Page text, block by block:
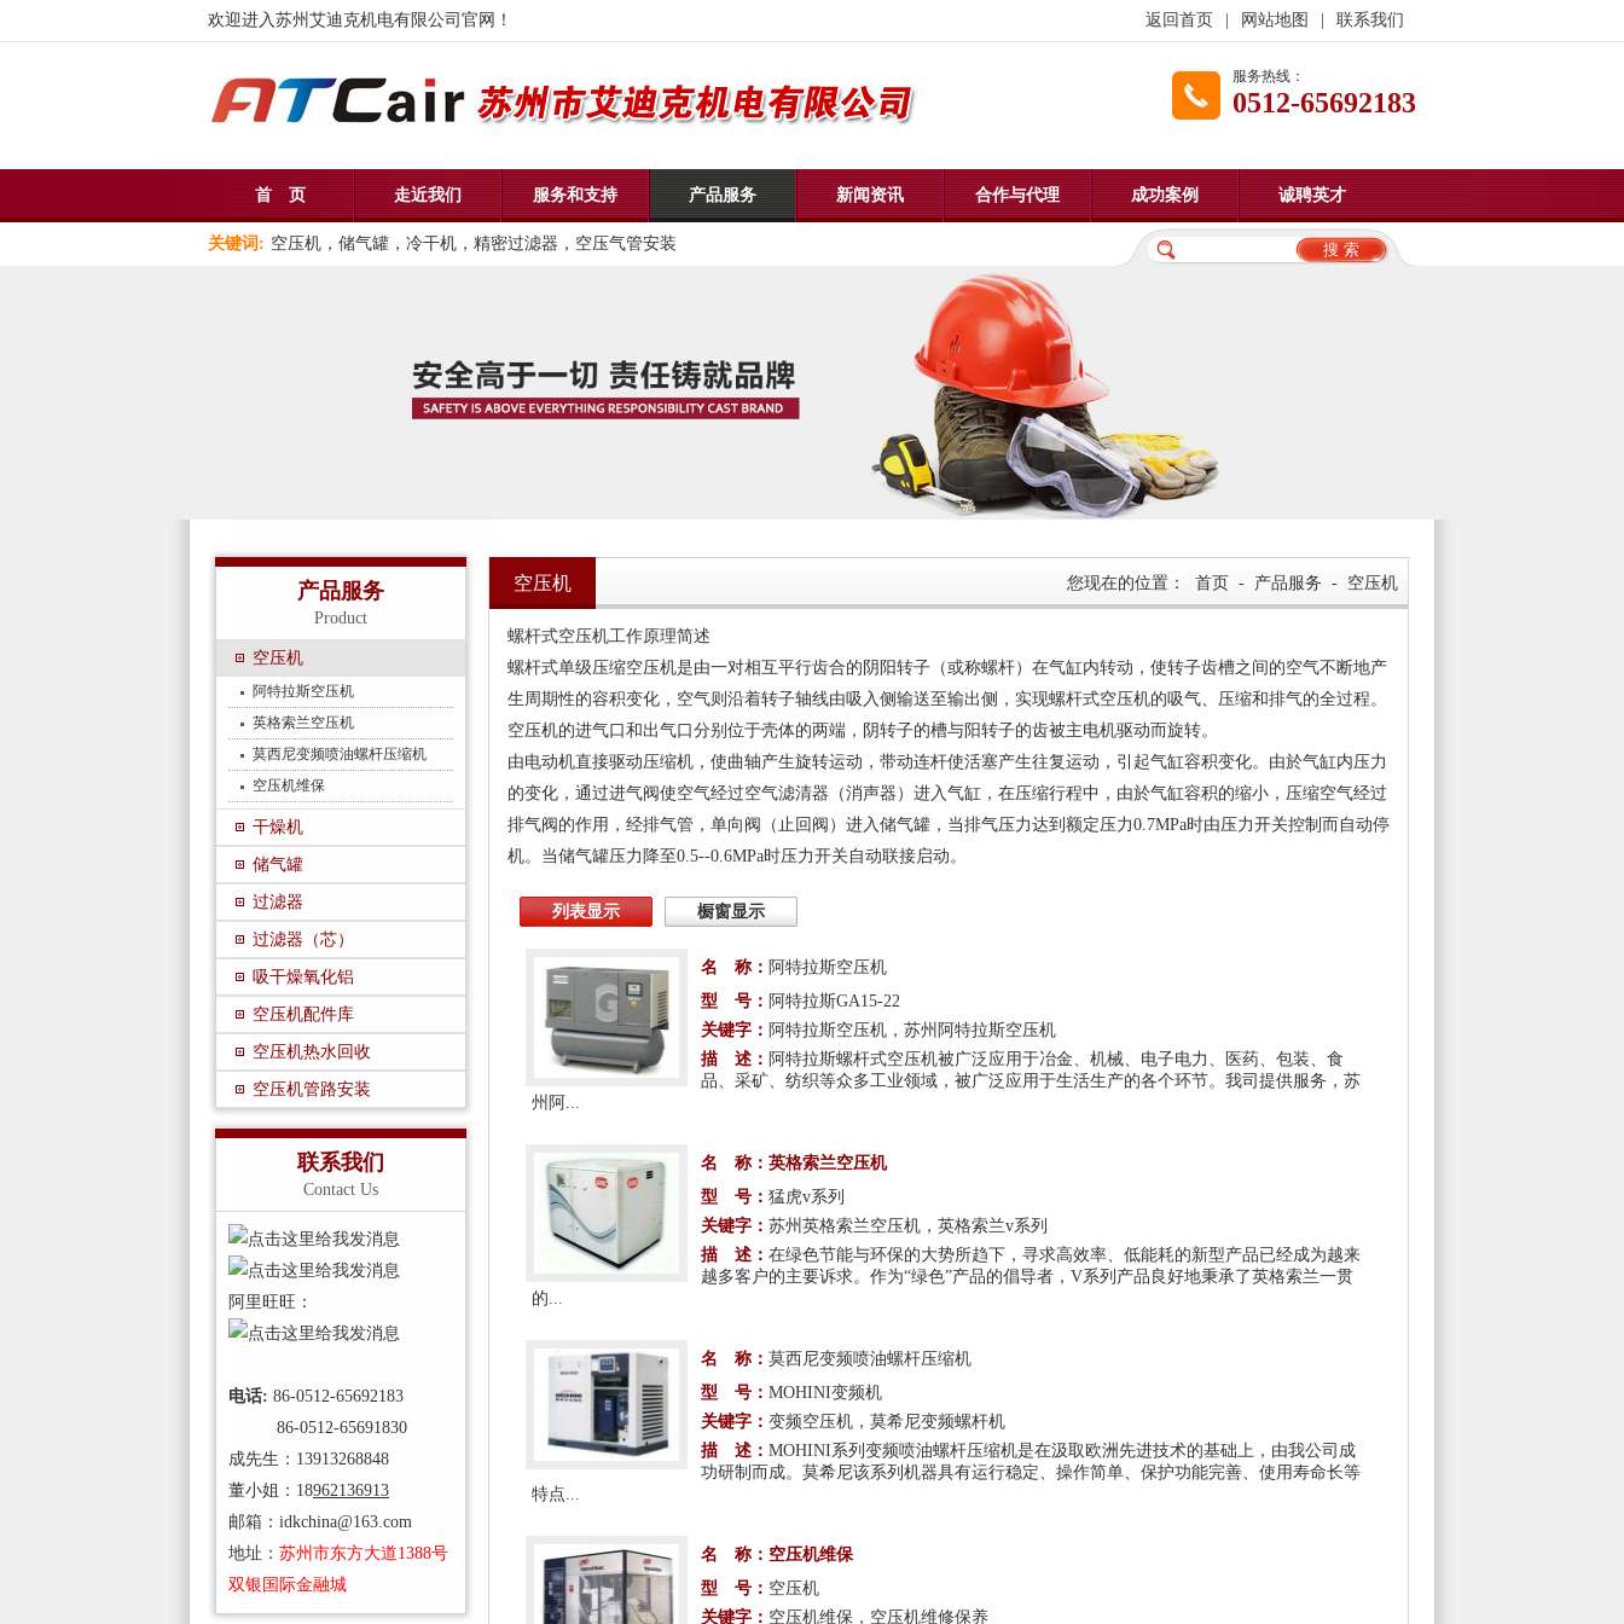
返回首页 网站地图 联系我们
欢迎进入苏州艾迪克机电有限公司官网！
服务热线：
0512-65692183
首 页 走近我们 服务和支持 产品服务 新闻资讯 合作与代理 成功案例 诚聘英才
关键词: 空压机，储气罐，冷干机，精密过滤器，空压气管安装
产品服务
Product
空压机
阿特拉斯空压机
英格索兰空压机
莫西尼变频喷油螺杆压缩机
空压机维保
干燥机
储气罐
过滤器
过滤器（芯）
吸干燥氧化铝
空压机配件库
空压机热水回收
空压机管路安装
联系我们
Contact Us
阿里旺旺：
电话: 86-0512-65692183
86-0512-65691830
成先生：13913268848
董小姐：18962136913
邮箱：idkchina@163.com
地址： 苏州 市东方大道1388号
双银国际金融城
空压机 您现在的位置： 首页 - 产品服务 - 空压机
螺杆式空压机工作原理简述
螺杆式单级压缩空压机是由一对相互平行齿合的阴阳转子（或称螺杆）在气缸内转动，使转子齿槽之间的空气不断地产
生周期性的容积变化，空气则沿着转子轴线由吸入侧输送至输出侧，实现螺杆式空压机的吸气、压缩和排气的全过程。
空压机的进气口和出气口分别位于壳体的两端，阴转子的槽与阳转子的齿被主电机驱动而旋转。
由电动机直接驱动压缩机，使曲轴产生旋转运动，带动连杆使活塞产生往复运动，引起气缸容积变化。由於气缸内压力
的变化，通过进气阀使空气经过空气滤清器（消声器）进入气缸，在压缩行程中，由於气缸容积的缩小，压缩空气经过
排气阀的作用，经排气管，单向阀（止回阀）进入储气罐，当排气压力达到额定压力0.7MPa时由压力开关控制而自动停
机。当储气罐压力降至0.5--0.6MPa时压力开关自动联接启动。
列表显示 橱窗显示
名 称： 阿特拉斯空压机
型 号： 阿特拉斯GA15-22
关键字： 阿特拉斯空压机，苏州阿特拉斯空压机
描 述： 阿特拉斯螺杆式空压机被广泛应用于冶金、机械、电子电力、医药、包装、食
品、采矿、纺织等众多工业领域，被广泛应用于生活生产的各个环节。我司提供服务，苏
州阿...
名 称： 英格索兰空压机
型 号： 猛虎v系列
关键字： 苏州英格索兰空压机，英格索兰v系列
描 述： 在绿色节能与环保的大势所趋下，寻求高效率、低能耗的新型产品已经成为越来
越多客户的主要诉求。作为“绿色”产品的倡导者，V系列产品良好地秉承了英格索兰一贯
的...
名 称： 莫西尼变频喷油螺杆压缩机
型 号： MOHINI变频机
关键字： 变频空压机，莫希尼变频螺杆机
描 述： MOHINI系列变频喷油螺杆压缩机是在汲取欧洲先进技术的基础上，由我公司成
功研制而成。莫希尼该系列机器具有运行稳定、操作简单、保护功能完善、使用寿命长等
特点...
名 称： 空压机维保
型 号： 空压机
关键字： 空压机维保，空压机维修保养